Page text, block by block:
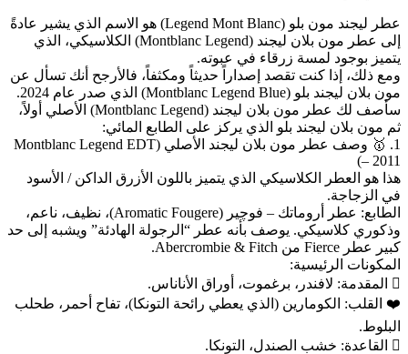
عطر ليجند مون بلو (Legend Mont Blanc) هو الاسم الذي يشير عادةً
إلى عطر مون بلان ليجند (Montblanc Legend) الكلاسيكي، الذي
يتميز بوجود لمسة زرقاء في عبوته.
ومع ذلك، إذا كنت تقصد إصداراً حديثاً ومكثفاً، فالأرجح أنك تسأل عن
مون بلان ليجند بلو (Montblanc Legend Blue) الذي صدر عام 2024.
سأصف لك عطر مون بلان ليجند (Montblanc Legend) الأصلي أولاً،
ثم مون بلان ليجند بلو الذي يركز على الطابع المائي:
1. 🥇 وصف عطر مون بلان ليجند الأصلي (Montblanc Legend EDT
– 2011)
هذا هو العطر الكلاسيكي الذي يتميز باللون الأزرق الداكن / الأسود
في الزجاجة.
الطابع: عطر أروماتك – فوچير (Aromatic Fougere)، نظيف، ناعم،
وذكوري كلاسيكي. يوصف بأنه عطر “الرجولة الهادئة” ويشبه إلى حد
كبير عطر Fierce من Abercrombie & Fitch.
المكونات الرئيسية:
🫆 المقدمة: لافندر، برغموت، أوراق الأناناس.
❤️ القلب: الكومارين (الذي يعطي رائحة التونكا)، تفاح أحمر، طحلب
البلوط.
🫆 القاعدة: خشب الصندل، التونكا.